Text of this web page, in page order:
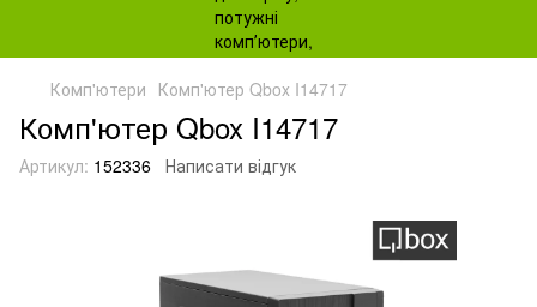
Комп'ютери Комп'ютер Qbox I14717
Комп'ютер Qbox I14717
Артикул: 152336 Написати відгук